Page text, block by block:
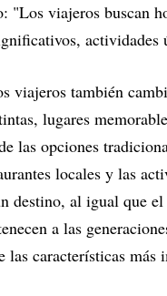
"Los viajeros buscan
viajeros también
lugares
las opciones
locales y las
destino, al igual que
a las
las características